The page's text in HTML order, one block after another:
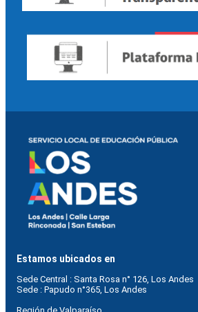
Estamos ubicados en
Sede Central : Santa Rosa n° 126, Los Andes
Sede : Papudo n°365, Los Andes